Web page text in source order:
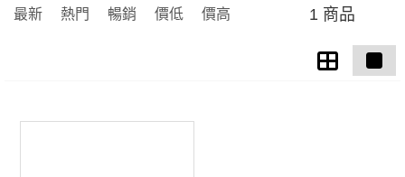
最新 熱門 暢銷 價低 價高 1 商品